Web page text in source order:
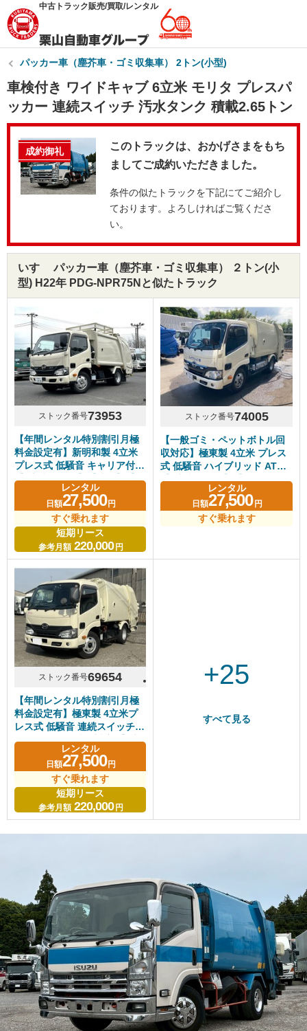
中古トラック販売/買取/レンタル
パッカー車（塵芥車・ゴミ収集車） 2トン(小型)
車検付き ワイドキャブ 6立米 モリタ プレスパ
ッカー 連続スイッチ 汚水タンク 積載2.65トン
成約御礼
このトラックは、おかげさまをもち
ましてご成約いただきました。
条件の似たトラックを下記にてご紹介し
ております。よろしければご覧くださ
い。
いすゞ パッカー車（塵芥車・ゴミ収集車） ２トン(小
型) H22年 PDG-NPR75Nと似たトラック
ストック番号73953
【年間レンタル特別割引月極
料金設定有】新明和製 4立米
プレス式 低騒音 キャリア付き
【4立米クラス】【造園】【長
期レンタル・リース可】
レンタル
日額27,500円
すぐ乗れます
短期リース
参考月額 220,000円
ストック番号74005
【一般ゴミ・ペットボトル回
収対応】極東製 4立米 プレス
式 低騒音 ハイブリッド AT車
【4立米クラス】【長期レンタ
ル・リース可】【一般ごみ対
応】【資源ごみ対応】
レンタル
日額27,500 円
すぐ乗れます
ストック番号69654
【年間レンタル特別割引月極
料金設定有】極東製 4立米プ
レス式 低騒音 連続スイッチ無
し 段ボール・造園対応 【4立
米クラス】【長期レンタル・
リースOK】
レンタル
日額27,500 円
すぐ乗れます
短期リース
参考月額 220,000 円
+25
すべて見る